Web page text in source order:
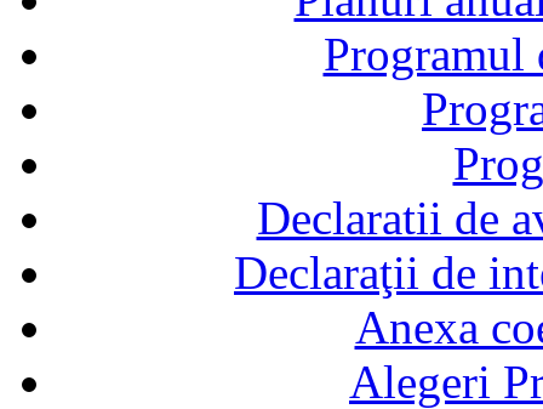
Declaratii de
Declaraţii de
Anexa
Alegeri